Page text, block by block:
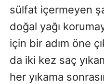
sülfat içermeyen
doğal yağı
için bir adım öne
da iki kez saç
her yıkama